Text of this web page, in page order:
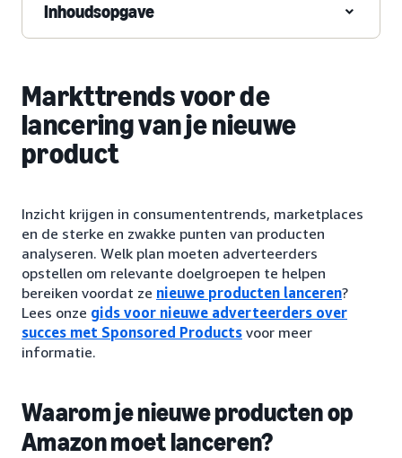
Inhoudsopgave
Markttrends voor de
lancering van je nieuwe
product
Inzicht krijgen in consumententrends, marketplaces
en de sterke en zwakke punten van producten
analyseren. Welk plan moeten adverteerders
opstellen om relevante doelgroepen te helpen
bereiken voordat ze nieuwe producten lanceren?
Lees onze gids voor nieuwe adverteerders over
succes met Sponsored Products voor meer
informatie.
Waarom je nieuwe producten op
Amazon moet lanceren?